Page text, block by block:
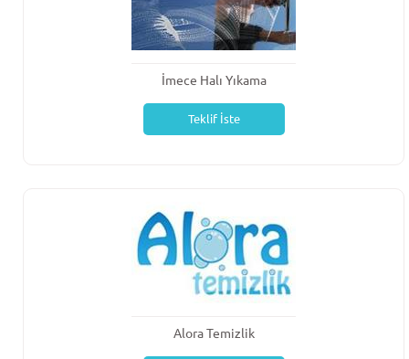
İmece Halı Yıkama
Teklif İste
Alora Temizlik